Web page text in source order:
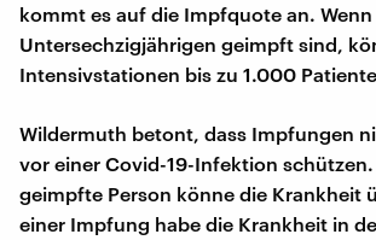
kommt es auf die Impfquote an.
Untersechzigjährigen geimpft sind,
Intensivstationen bis zu 1.000
Wildermuth betont, dass Impfungen
vor einer Covid-19-Infektion
geimpfte Person könne die Krankheit
einer Impfung habe die Krankheit in